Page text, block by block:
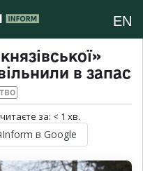
EN
в запас
за: < 1 хв.
в Google